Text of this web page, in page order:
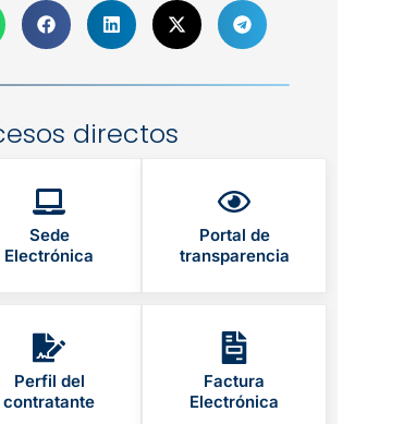
directos
Sede
Electrónica
Portal de
transparencia
Perfil del
contratante
Factura
Electrónica